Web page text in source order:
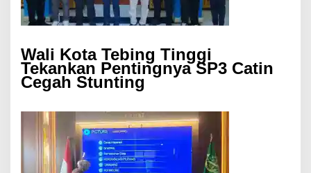
Wali Kota Tebing Tinggi
Tekankan Pentingnya SP3 Catin
Cegah Stunting